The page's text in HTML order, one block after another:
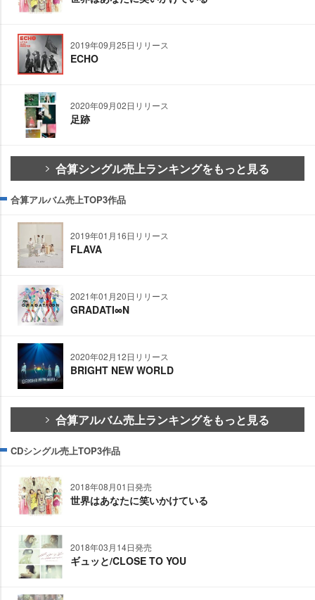
2019年09月25日リリース
ECHO
2020年09月02日リリース
足跡
合算シングル売上ランキングをもっと見る
合算アルバム売上TOP3作品
2019年01月16日リリース
FLAVA
2021年01月20日リリース
GRADATI∞N
2020年02月12日リリース
BRIGHT NEW WORLD
合算アルバム売上ランキングをもっと見る
CDシングル売上TOP3作品
2018年08月01日発売
世界はあなたに笑いかけている
2018年03月14日発売
ギュッと/CLOSE TO YOU